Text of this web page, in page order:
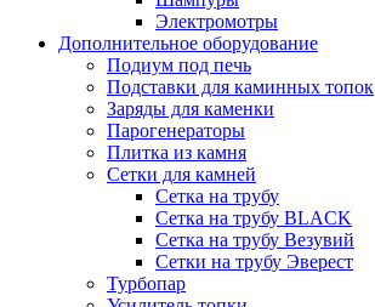
Электромотры
Дополнительное оборудование
Подиум под печь
Подставки для каминных топок
Заряды для каменки
Парогенераторы
Плитка из камня
Сетки для камней
Сетка на трубу
Сетка на трубу BLACK
Сетка на трубу Везувий
Сетки на трубу Эверест
Турбопар